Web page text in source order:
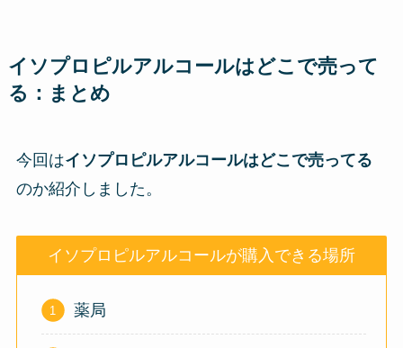
イソプロピルアルコールはどこで売って
る：まとめ
今回はイソプロピルアルコールはどこで売ってる
のか紹介しました。
イソプロピルアルコールが購入できる場所
薬局